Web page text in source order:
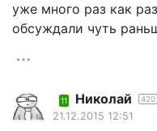
уже много раз как
обсуждали чуть
11 Николай 420
21.12.2015 12:51